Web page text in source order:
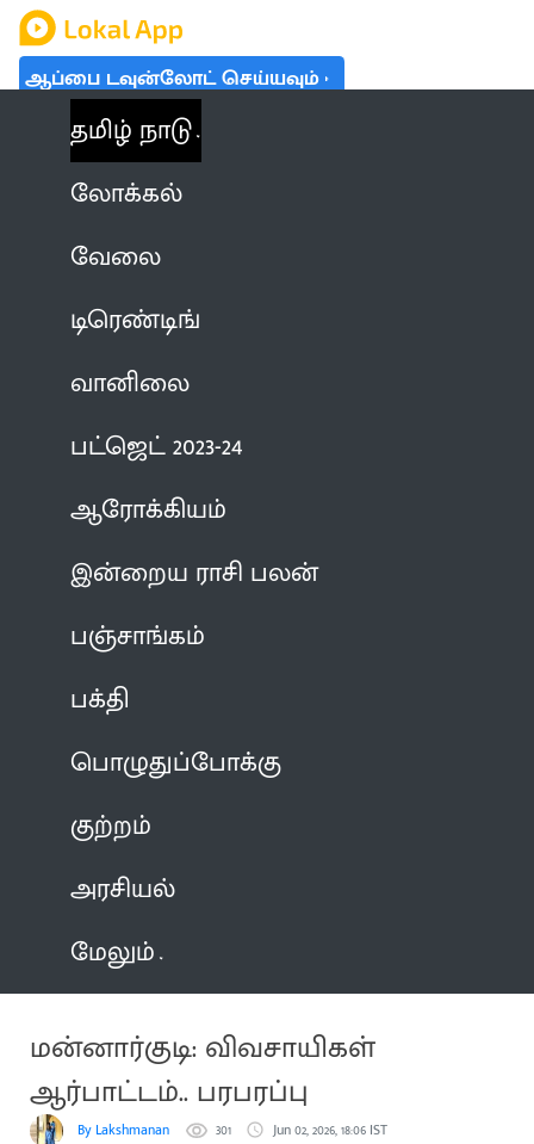
ஆப்பை டவுன்லோட் செய்யவும்
தமிழ் நாடு
லோக்கல்
வேலை
டிரெண்டிங்
வானிலை
பட்ஜெட் 2023-24
ஆரோக்கியம்
இன்றைய ராசி பலன்
பஞ்சாங்கம்
பக்தி
பொழுதுப்போக்கு
குற்றம்
அரசியல்
மேலும்
மன்னார்குடி: விவசாயிகள்
ஆர்பாட்டம்.. பரபரப்பு
By Lakshmanan 301 Jun 02, 2026, 18:06 IST